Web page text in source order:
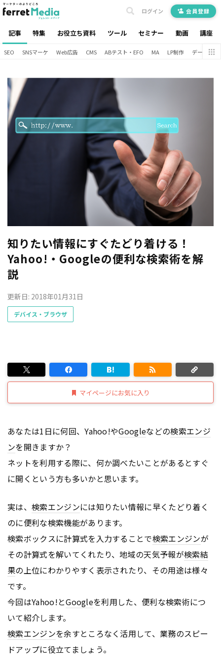
記事 特集 お役立ち資料 ツール セミナー 動画 講座
ログイン 会員登録
SEO SNSマーケ Web広告 CMS ABテスト・EFO MA LP制作 データ分析
知りたい情報にすぐたどり着ける！
Yahoo!・Googleの便利な検索術を解
説
更新日: 2018年01月31日
デバイス・ブラウザ
マイページにお気に入り
あなたは1日に何回、Yahoo!やGoogleなどの検索エンジ
ンを開きますか？
ネットを利用する際に、何か調べたいことがあるとすぐ
に開くという方も多いかと思います。
実は、 検索エンジンには知りたい情報に早くたどり着く
のに便利な検索機能があります。
検索ボックスに計算式を入力することで検索エンジンが
その計算式を解いてくれたり、地域の天気予報が検索結
果の上位にわかりやすく表示されたり、その用途は様々
です。
今回はYahoo!とGoogleを利用した、便利な検索術につ
いて紹介します。
検索エンジンを余すところなく活用して、業務のスピー
ドアップに役立てましょう。